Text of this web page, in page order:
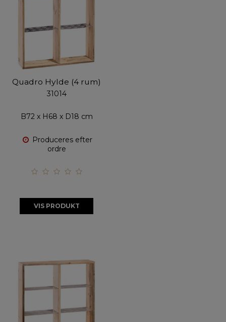
Quadro Hylde (4 rum)
31014
B72 x H68 x D18 cm
Produceres efter
ordre
VIS PRODUKT